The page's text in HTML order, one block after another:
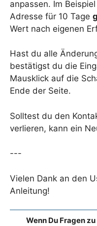
anpassen. Im
Adresse für 10 Tage
Wert nach eigenen
Hast du alle
bestätigst du die
Mausklick auf die
Ende der Seite.
Solltest du den
verlieren, kann ein
---
Vielen Dank an den
Anleitung!
Wenn Du Fragen